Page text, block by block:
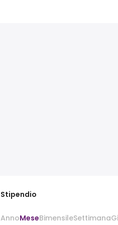
Stipendio
AnnoMeseBimensileSettimana